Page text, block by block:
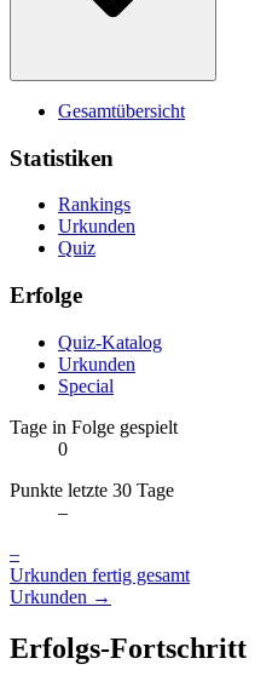
Gesamtübersicht
Statistiken
Rankings
Urkunden
Quiz
Erfolge
Quiz-Katalog
Urkunden
Special
Tage in Folge gespielt
0
Punkte letzte 30 Tage
–
–
Urkunden fertig gesamt
Urkunden →
Erfolgs-Fortschritt